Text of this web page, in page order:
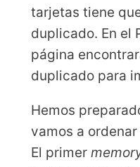
tarjetas tiene
duplicado. En el
página
duplicado para
Hemos
vamos a
El primer